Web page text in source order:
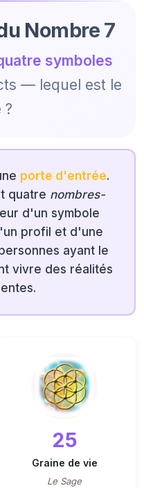
Nombre 7
symboles
— lequel est le
?
porte d'entrée.
quatre nombres-
d'un symbole
profil et d'une
ayant le
vivre des réalités
25
Graine de vie
Le Sage